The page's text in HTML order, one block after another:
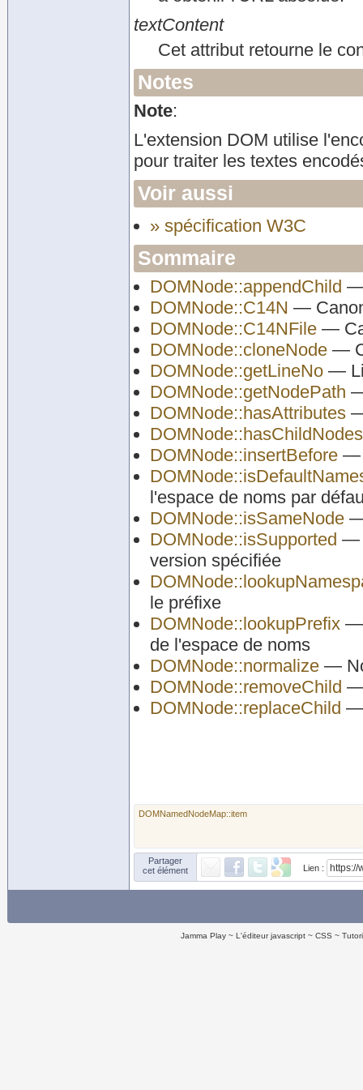
textContent
Cet attribut retourne le
Notes
Note:
L'extension DOM utilise
pour traiter les textes
Voir aussi
» spécification W3C
Sommaire
DOMNode::appendChild —
DOMNode::C14N —
DOMNode::C14NFile —
DOMNode::cloneNode —
DOMNode::getLineNo —
DOMNode::getNodePath
DOMNode::hasAttributes
DOMNode::hasChildNodes
DOMNode::insertBefore —
l'espace de noms par
DOMNode::isSameNode —
DOMNode::isSupported —
version spécifiée
le préfixe
DOMNode::lookupPrefix —
de l'espace de noms
DOMNode::normalize —
DOMNode::removeChild —
DOMNode::replaceChild —
DOMNamedNodeMap::item
Partager
cet élément
Lien :
Jamma Play L'éditeur javascript CSS